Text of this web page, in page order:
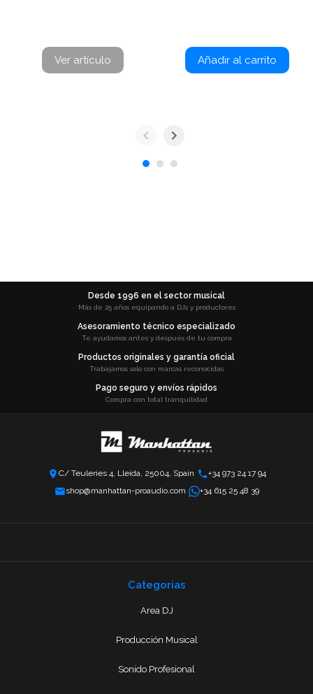
Ver artículo Añadir al carrito
Desde 1996 en el sector musical
Más de 25 años equipando a DJs y productores
Asesoramiento técnico especializado
Te ayudamos antes y después de tu compra
Productos originales y garantía oficial
Trabajamos solo con marcas reconocidas
Pago seguro y envíos rápidos
Compra con total tranquilidad
C/ Teuleries 4, Lleida, 25004, Spain
+34 973 24 17 94
shop@manhattan-proaudio.com
+34 615 25 48 39
Categorias
Area DJ
Producción Musical
Sonido Profesional